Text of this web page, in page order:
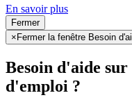
En savoir plus
Fermer
× Fermer la fenêtre Besoin
Besoin d'aide
d'emploi ?